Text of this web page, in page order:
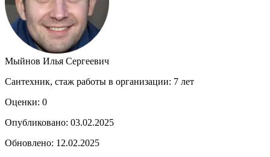
Мыйнов Илья Сергеевич
Сантехник, стаж работы в организации: 7 лет
Оценки: 0
Опубликовано: 03.02.2025
Обновлено: 12.02.2025